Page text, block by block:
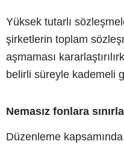
Yüksek tutarlı
şirketlerin toplam
aşmaması
belirli süreyle kademeli
Nemasız fonlara
Düzenleme